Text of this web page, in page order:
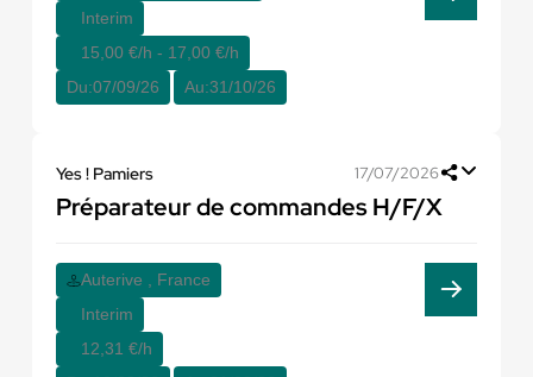
Interim
15,00 €/h - 17,00 €/h
Du:07/09/26 Au:31/10/26
Yes ! Pamiers 17/07/2026
Préparateur de commandes H/F/X
Auterive , France
Interim
12,31 €/h